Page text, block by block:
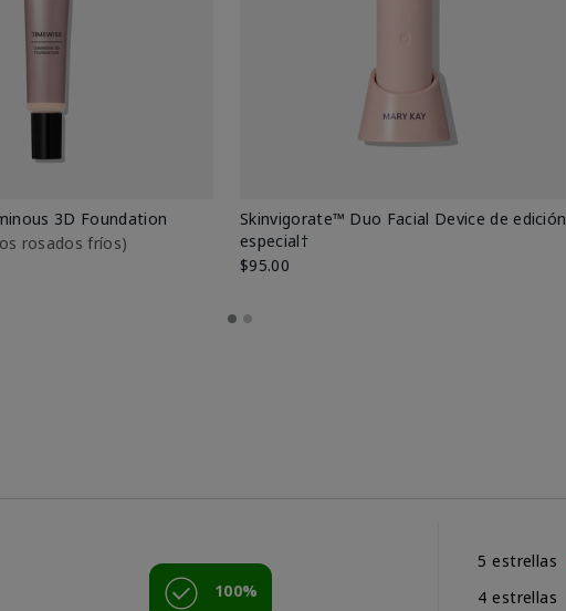
3D Foundation
rosados fríos)
Skinvigorate™ Duo Facial Device de edición
especial†
$95.00
100%
5 estrellas
4 estrellas